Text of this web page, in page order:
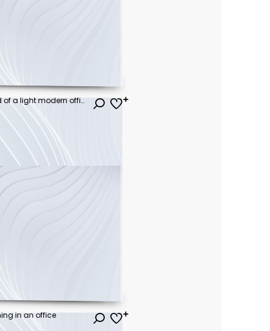
Beautiful blurred background of a light modern office interior with panoramic windows and beautiful lighting.
in an office